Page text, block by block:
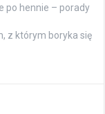
po hennie – porady
z którym boryka się